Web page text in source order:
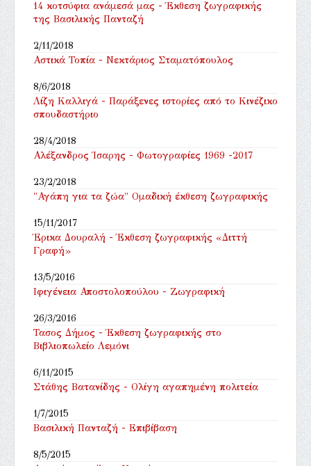
14 κοτσύφια ανάμεσά μας - Έκθεση ζωγραφικής
της Βασιλικής Πανταζή
2/11/2018
Αστικά Τοπία - Νεκτάριος Σταματόπουλος
8/6/2018
Λίζη Καλλιγά - Παράξενες ιστορίες από το Κινέζικο
σπουδαστήριο
28/4/2018
Αλέξανδρος Ίσαρης - Φωτογραφίες 1969 -2017
23/2/2018
"Αγάπη για τα ζώα" Ομαδική έκθεση ζωγραφικής
15/11/2017
Έρικα Δουραλή - Έκθεση ζωγραφικής «Διττή
Γραφή»
13/5/2016
Ιφιγένεια Αποστολοπούλου - Ζωγραφική
26/3/2016
Τασος Δήμος - Έκθεση ζωγραφικής στο
Βιβλιοπωλείο Λεμόνι
6/11/2015
Στάθης Βατανίδης - Ολίγη αγαπημένη πολιτεία
1/7/2015
Βασιλική Πανταζή - Επιβίβαση
8/5/2015